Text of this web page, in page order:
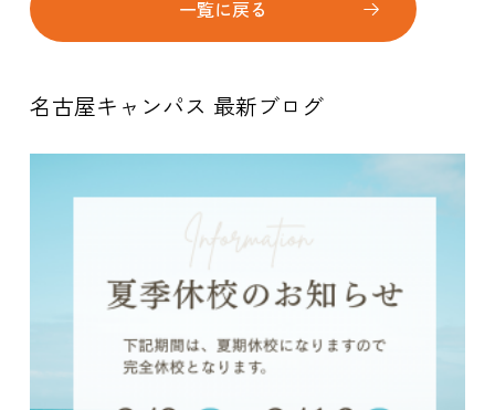
一覧に戻る
名古屋キャンパス 最新ブログ